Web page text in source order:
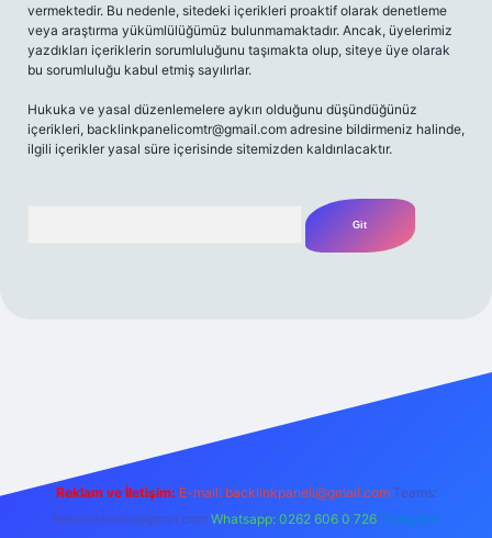
vermektedir. Bu nedenle, sitedeki içerikleri proaktif olarak denetleme
veya araştırma yükümlülüğümüz bulunmamaktadır. Ancak, üyelerimiz
yazdıkları içeriklerin sorumluluğunu taşımakta olup, siteye üye olarak
bu sorumluluğu kabul etmiş sayılırlar.
Hukuka ve yasal düzenlemelere aykırı olduğunu düşündüğünüz
içerikleri, backlinkpanelicomtr@gmail.com adresine bildirmeniz halinde,
ilgili içerikler yasal süre içerisinde sitemizden kaldırılacaktır.
www.betexper.xyz/
Reklam ve İletişim: E-mail: backlinkpaneli@gmail.com Teams:
forumhizmeti@gmail.com Whatsapp: 0262 606 0 726 Telegram: